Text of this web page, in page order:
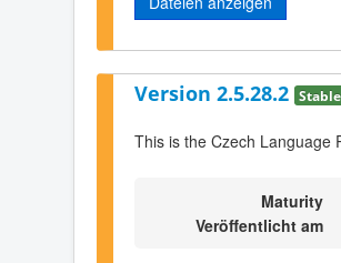
Version 2.5.28.2 Stable
This is the Czech Language
Maturity
Veröffentlicht am